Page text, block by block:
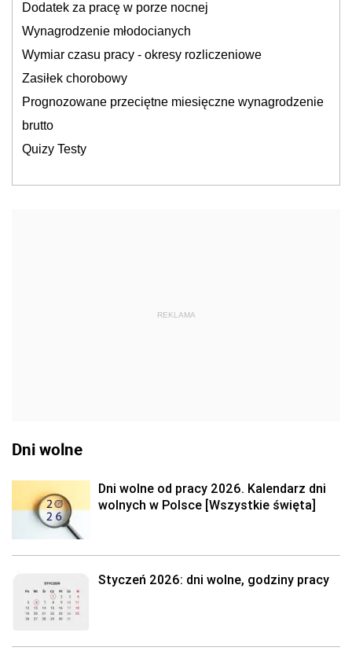
Dodatek za pracę w porze nocnej
Wynagrodzenie młodocianych
Wymiar czasu pracy - okresy rozliczeniowe
Zasiłek chorobowy
Prognozowane przeciętne miesięczne wynagrodzenie
brutto
Quizy Testy
REKLAMA
Dni wolne
Dni wolne od pracy 2026. Kalendarz dni
wolnych w Polsce [Wszystkie święta]
Styczeń 2026: dni wolne, godziny pracy